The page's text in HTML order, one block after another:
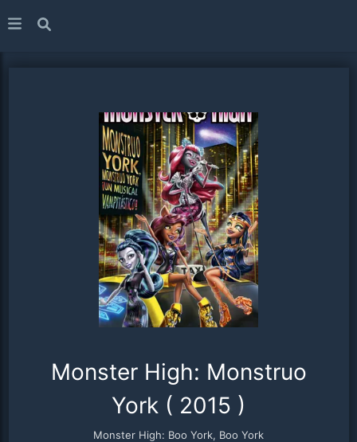
Monster High: Monstruo
York ( 2015 )
Monster High: Boo York, Boo York